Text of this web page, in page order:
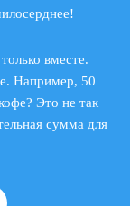
вместе.
Например, 50
Это не так
сумма для